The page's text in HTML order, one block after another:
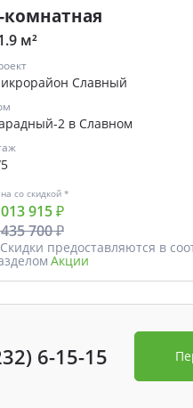
комнатная
м²
Славный
2 в Славном
со скидкой *
915 ₽
700 ₽
предоставляются в
Акции
6-15-15